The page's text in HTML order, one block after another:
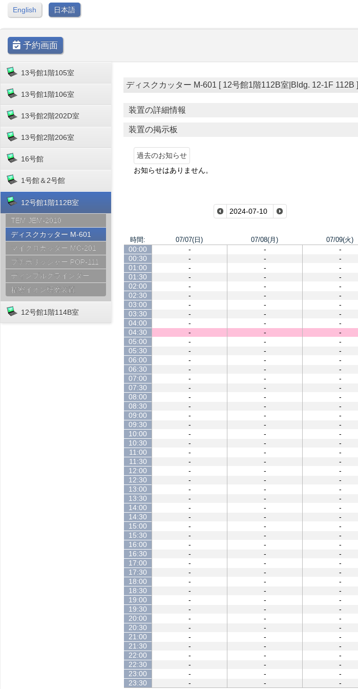
English 日本語
予約画面
13号館1階105室
13号館1階106室
13号館2階202D室
13号館2階206室
16号館
1号館＆2号館
12号館1階112B室
TEM JEM-2010
ディスクカッター M-601
マイクロカッター MC-201
プチポリッシャー POP-111
ディンプルグラインダー
精密イオン研磨装置
12号館1階114B室
ディスクカッター M-601 [ 12号館1階112B室|Bldg. 12-1F 112B ]
装置の詳細情報
装置の掲示板
過去のお知らせ
お知らせはありません。
時間: 07/07(日) 07/08(月) 07/09(火)
00:00 - - -
00:30
- - -
01:00
- - -
01:30
- - -
02:00
- - -
02:30
- - -
03:00
- - -
03:30
- - -
04:00
- - -
04:30
- - -
05:00
- - -
05:30
- - -
06:00
- - -
06:30
- - -
07:00
- - -
07:30
- - -
08:00
- - -
08:30
- - -
09:00
- - -
09:30
- - -
10:00
- - -
10:30
- - -
11:00
- - -
11:30
- - -
12:00
- - -
12:30
- - -
13:00
- - -
13:30
- - -
14:00
- - -
14:30
- - -
15:00
- - -
15:30
- - -
16:00
- - -
16:30
- - -
17:00
- - -
17:30
- - -
18:00
- - -
18:30
- - -
19:00
- - -
19:30
- - -
20:00
- - -
20:30
- - -
21:00
- - -
21:30
- - -
22:00
- - -
22:30
- - -
23:00
- - -
23:30
- - -